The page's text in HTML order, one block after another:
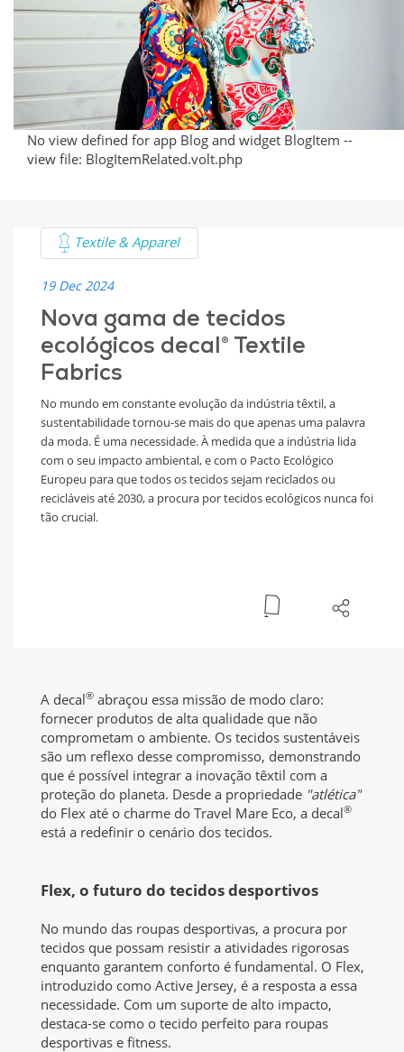
No view defined for app Blog and widget BlogItem --
view file: BlogItemRelated.volt.php
Textile & Apparel
19 Dec 2024
Nova gama de tecidos
ecológicos decal® Textile
Fabrics
No mundo em constante evolução da indústria têxtil, a
sustentabilidade tornou-se mais do que apenas uma palavra
da moda. É uma necessidade. À medida que a indústria lida
com o seu impacto ambiental, e com o Pacto Ecológico
Europeu para que todos os tecidos sejam reciclados ou
recicláveis até 2030, a procura por tecidos ecológicos nunca foi
tão crucial.
A decal® abraçou essa missão de modo claro:
fornecer produtos de alta qualidade que não
comprometam o ambiente. Os tecidos sustentáveis
são um reflexo desse compromisso, demonstrando
que é possível integrar a inovação têxtil com a
proteção do planeta. Desde a propriedade "atlética"
do Flex até o charme do Travel Mare Eco, a decal®
está a redefinir o cenário dos tecidos.
Flex, o futuro do tecidos desportivos
No mundo das roupas desportivas, a procura por
tecidos que possam resistir a atividades rigorosas
enquanto garantem conforto é fundamental. O Flex,
introduzido como Active Jersey, é a resposta a essa
necessidade. Com um suporte de alto impacto,
destaca-se como o tecido perfeito para roupas
desportivas e fitness.
Eco-
Friendly
Fabrics